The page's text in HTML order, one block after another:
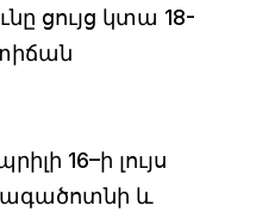
ցույց կտա 18-
16–ի լույս
և